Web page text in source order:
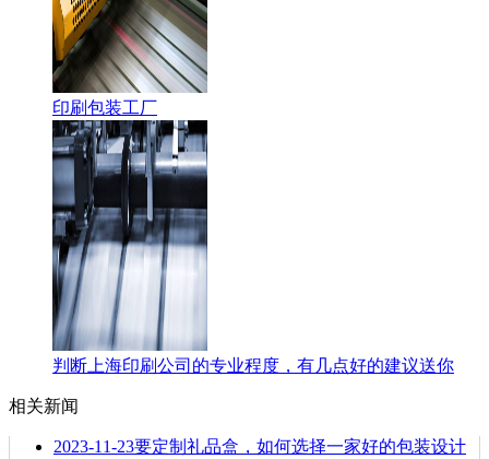
印刷包装工厂
判断上海印刷公司的专业程度，有几点好的建议送你
相关新闻
2023-11-23要定制礼品盒，如何选择一家好的包装设计